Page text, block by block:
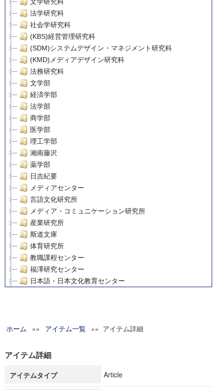
法学研究科
社会学研究科
(KBS)経営管理研究科
(SDM)システムデザイン・マネジメント研究科
(KMD)メディアデザイン研究科
法務研究科
文学部
経済学部
法学部
商学部
医学部
理工学部
湘南藤沢
薬学部
日吉紀要
メディアセンター
言語文化研究所
メディア・コミュニケーション研究所
産業研究所
斯道文庫
体育研究所
教職課程センター
福澤研究センター
日本語・日本文化教育センター
グローバルリサーチインスティテュート
科学研究費補助金研究成果報告書
慶應義塾大学グローバルCOEプログラム市民社会ガバナンス
慶應義塾大学グローバルCOEプログラム論理と感性の先端的
ホーム »» アイテム一覧 »» アイテム詳細
アイテム詳細
アイテムタイプ Article